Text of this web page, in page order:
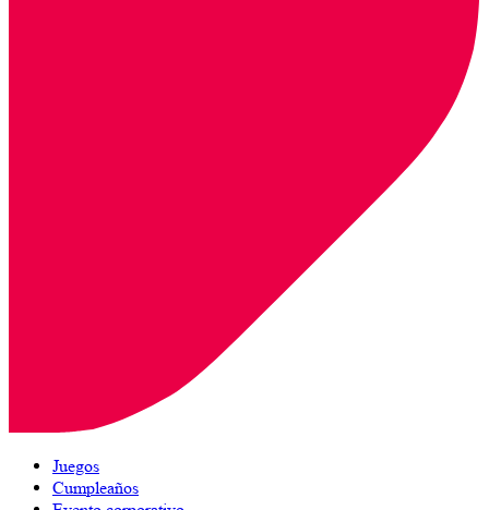
Juegos
Cumpleaños